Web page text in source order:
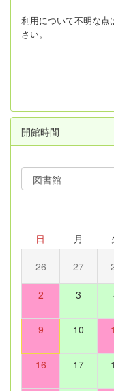
利用について不明な
さい。
開館時間
日 月
26 27
2 3
9 10
16 17